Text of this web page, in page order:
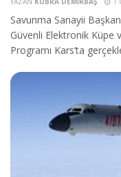
Savunma Sanayii
Güvenli Elektronik Küpe
Programı Kars’ta